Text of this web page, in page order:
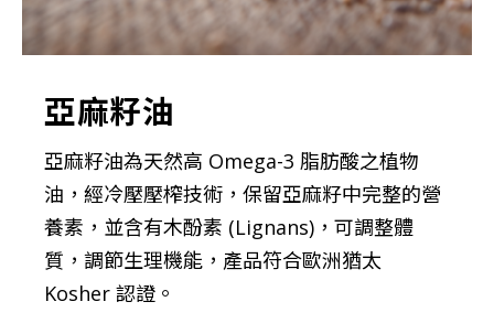
亞麻籽油
亞麻籽油為天然高 Omega-3 脂肪酸之植物
油，經冷壓壓榨技術，保留亞麻籽中完整的營
養素，並含有木酚素 (Lignans)，可調整體
質，調節生理機能，產品符合歐洲猶太
Kosher 認證。